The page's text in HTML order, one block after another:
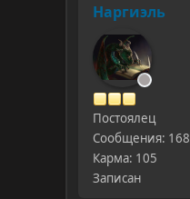
Наргиэль
Постоялец
Сообщения: 168
Карма: 105
Записан